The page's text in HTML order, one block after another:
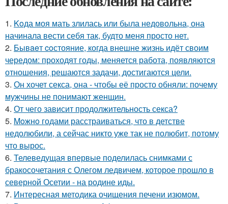
1. Koда моя мать злилась или была недовольна, она
начинала вести себя так, будто меня просто нет.
2. Бывaeт coстояние, когда внешне жизнь идёт своим
чередом: проходят годы, меняется работа, появляются
отношения, решаются задачи, достигаются цели.
3. Он хочет секса, она - чтобы её просто обняли: почему
мужчины не понимают женщин.
4. От чего зависит продолжительность секса?
5. Moжнo годами расстраиваться, что в детстве
недолюбили, а сейчас никто уже так не полюбит, потому
что вырос.
6. Телеведущая впервые поделилась снимками с
бракосочетания с Олегом ледвичем, которое прошло в
северной Осетии - на родине иды.
7. Интересная методика очищения печени изюмом.